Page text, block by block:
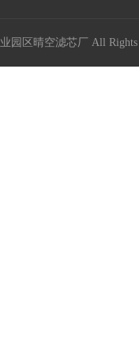
园区晴空滤芯厂 All